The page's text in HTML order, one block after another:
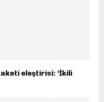
eleştirisi: ‘İkili